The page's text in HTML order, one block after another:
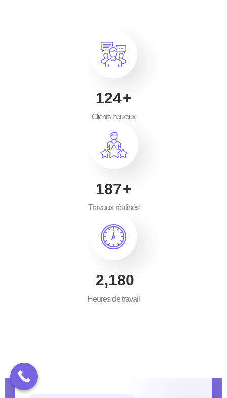
200+
Clients heureux
300+
Travaux réalisés
3,500
Heures de travail